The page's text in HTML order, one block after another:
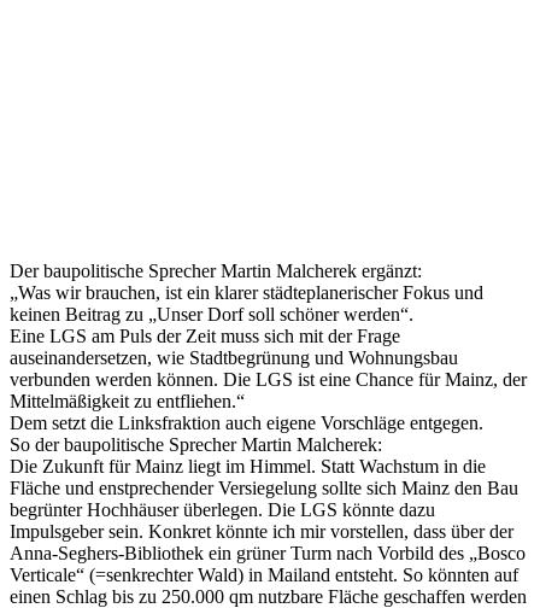
Der baupolitische Sprecher Martin Malcherek ergänzt:
„Was wir brauchen, ist ein klarer städteplanerischer Fokus und
keinen Beitrag zu „Unser Dorf soll schöner werden“.
Eine LGS am Puls der Zeit muss sich mit der Frage
auseinandersetzen, wie Stadtbegrünung und Wohnungsbau
verbunden werden können. Die LGS ist eine Chance für Mainz, der
Mittelmäßigkeit zu entfliehen.“
Dem setzt die Linksfraktion auch eigene Vorschläge entgegen.
So der baupolitische Sprecher Martin Malcherek:
Die Zukunft für Mainz liegt im Himmel. Statt Wachstum in die
Fläche und enstprechender Versiegelung sollte sich Mainz den Bau
begrünter Hochhäuser überlegen. Die LGS könnte dazu
Impulsgeber sein. Konkret könnte ich mir vorstellen, dass über der
Anna-Seghers-Bibliothek ein grüner Turm nach Vorbild des „Bosco
Verticale“ (=senkrechter Wald) in Mailand entsteht. So könnten auf
einen Schlag bis zu 250.000 qm nutzbare Fläche geschaffen werden